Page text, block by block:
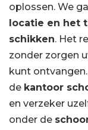
oplossen. We
locatie en het
schikken. Het
zonder zorgen
kunt
de kantoor
en verzeker
onder de